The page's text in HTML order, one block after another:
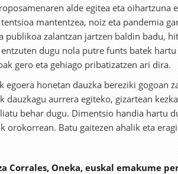
alde egitea eta oihartzuna
mantentzea, noiz eta pandemia
publikoa zalantzan jartzen baldin badu,
dugu nola putre funts batek hartu
gero eta gehiago pribatizatzen ari dira.
egoera honetan dauzka bereziki gogoan
dauzkagu aurrera egiteko, gizartean
behar dugu. Dimentsio handia hartu
orokorrean. Batu gaitezen ahalik eta
Corrales, Oneka, euskal emakume